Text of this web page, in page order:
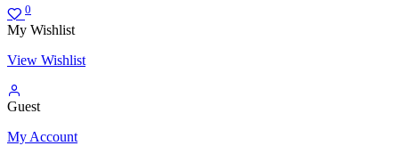
0
My Wishlist
View Wishlist
Guest
My Account